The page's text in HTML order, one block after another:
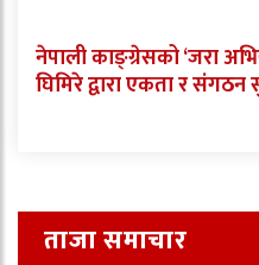
नेपाली काङ्ग्रेसको ‘जरा
घिमिरे द्वारा एकता र
ताजा समाचार